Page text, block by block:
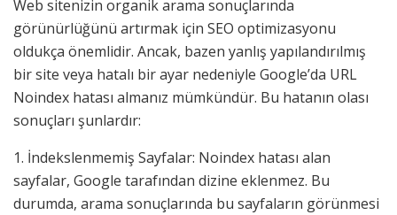
Web sitenizin organik arama sonuçlarında
görünürlüğünü artırmak için SEO optimizasyonu
oldukça önemlidir. Ancak, bazen yanlış yapılandırılmış
bir site veya hatalı bir ayar nedeniyle Google’da URL
Noindex hatası almanız mümkündür. Bu hatanın olası
sonuçları şunlardır:
1. İndekslenmemiş Sayfalar: Noindex hatası alan
sayfalar, Google tarafından dizine eklenmez. Bu
durumda, arama sonuçlarında bu sayfaların görünmesi